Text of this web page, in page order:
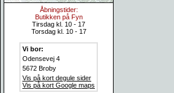
Åbningstider:
Butikken på Fyn
Tirsdag kl. 10 - 17
Torsdag kl. 10 - 17
Vi bor:
Odensevej 4
5672 Broby
Vis på kort degule sider
Vis på kort Google maps